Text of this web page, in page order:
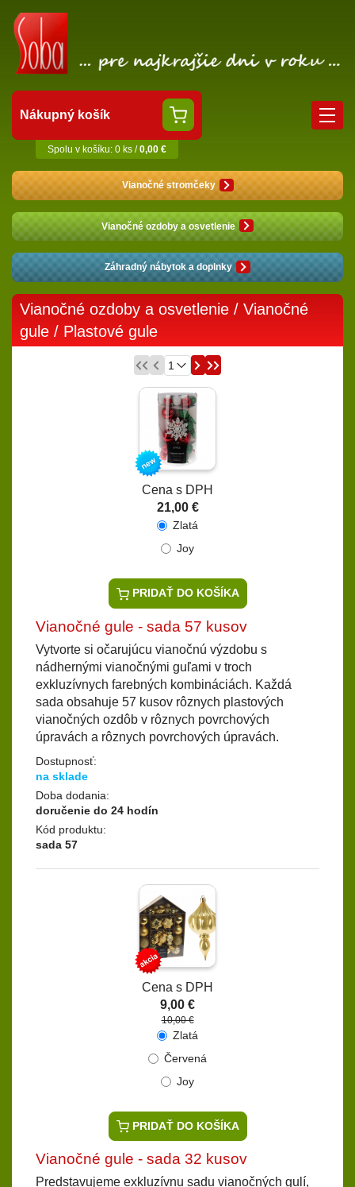
Nákupný košík
Spolu v košíku: 0 ks /0,00 €
Vianočné stromčeky
Vianočné ozdoby a osvetlenie
Záhradný nábytok a doplnky
Vianočné ozdoby a osvetlenie / Vianočné
gule / Plastové gule
Cena s DPH
21,00 €
Zlatá
Joy
PRIDAŤ DO KOŠÍKA
Vianočné gule - sada 57 kusov
Vytvorte si očarujúcu vianočnú výzdobu s
nádhernými vianočnými guľami v troch
exkluzívnych farebných kombináciách. Každá
sada obsahuje 57 kusov rôznych plastových
vianočných ozdôb v rôznych povrchových
úpravách a rôznych povrchových úpravách.
Dostupnosť:
na sklade
Doba dodania:
doručenie do 24 hodín
Kód produktu:
sada 57
Cena s DPH
9,00 €
10,00 €
Zlatá
Červená
Joy
PRIDAŤ DO KOŠÍKA
Vianočné gule - sada 32 kusov
Predstavujeme exkluzívnu sadu vianočných gulí,